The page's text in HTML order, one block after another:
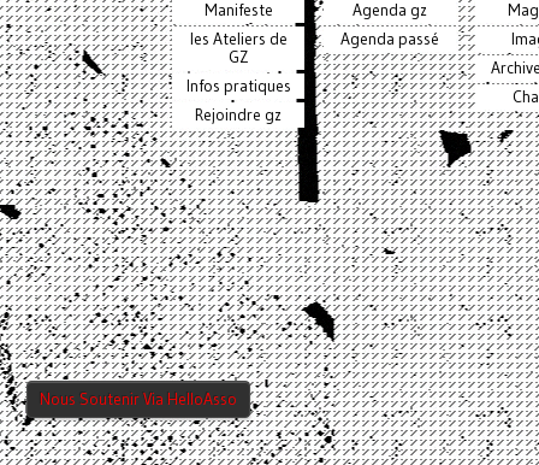
Manifeste
les Ateliers de
GZ
Infos pratiques
Rejoindre gz
Agenda gz
Agenda passé
Nous Soutenir Via HelloAsso